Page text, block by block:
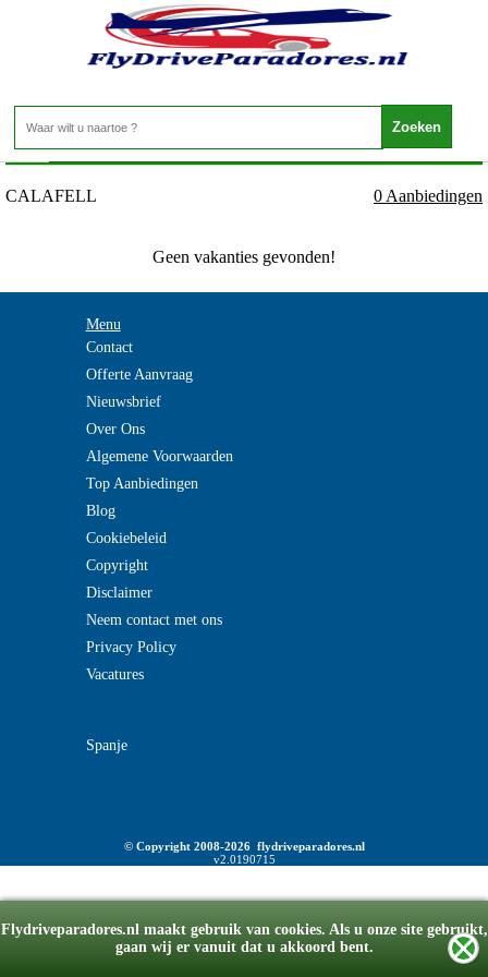
Flydriveparadores.nl maakt gebruik van cookies. Als u onze site gebruikt,
gaan wij er vanuit dat u akkoord bent.
Spanje - Costa Dorada - CALAFELL
Home>
CALAFELL 0 Aanbiedingen
Geen vakanties gevonden!
Menu
Contact
Offerte Aanvraag
Nieuwsbrief
Over Ons
Algemene Voorwaarden
Top Aanbiedingen
Blog
Cookiebeleid
Copyright
Disclaimer
Neem contact met ons
Privacy Policy
Vacatures
Spanje
© Copyright 2008-2026 flydriveparadores.nl
v2.0190715